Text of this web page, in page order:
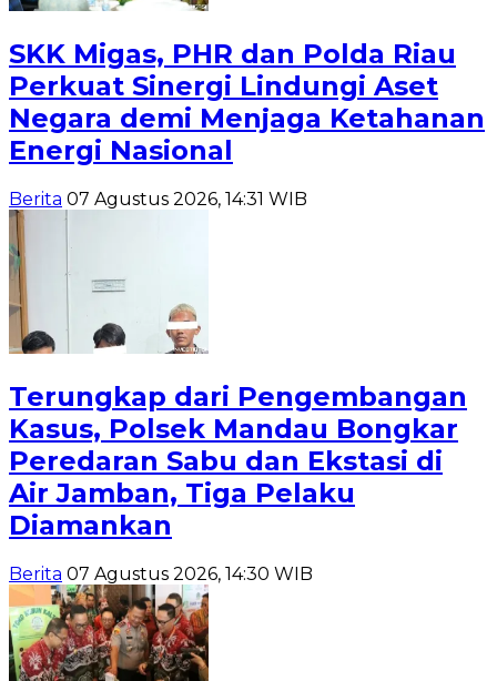
SKK Migas, PHR dan Polda Riau
Perkuat Sinergi Lindungi Aset
Negara demi Menjaga Ketahanan
Energi Nasional
Berita 07 Agustus 2026, 14:31 WIB
Terungkap dari Pengembangan
Kasus, Polsek Mandau Bongkar
Peredaran Sabu dan Ekstasi di
Air Jamban, Tiga Pelaku
Diamankan
Berita 07 Agustus 2026, 14:30 WIB